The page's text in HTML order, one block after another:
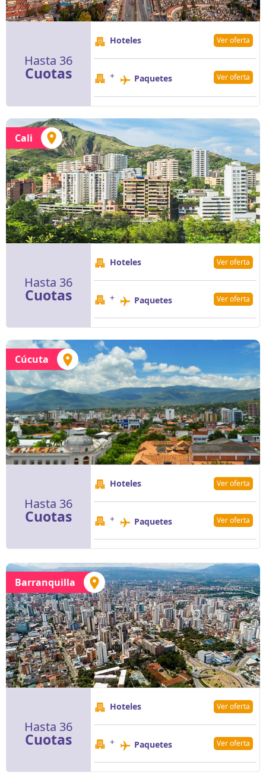
Hasta 36
Cuotas
Hoteles Ver oferta
+ Paquetes Ver oferta
Cali
Hasta 36
Cuotas
Hoteles Ver oferta
+ Paquetes Ver oferta
Cúcuta
Hasta 36
Cuotas
Hoteles Ver oferta
+ Paquetes Ver oferta
Barranquilla
Hasta 36
Cuotas
Hoteles Ver oferta
+ Paquetes Ver oferta